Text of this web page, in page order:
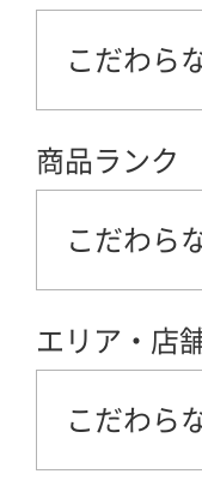
こだわら
商品ランク
こだわら
エリア・店
こだわら